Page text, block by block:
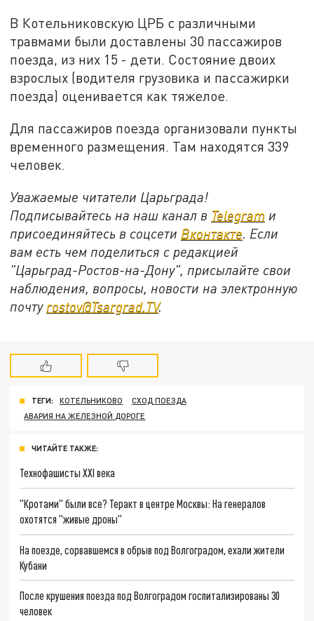
В Котельниковскую ЦРБ с различными
травмами были доставлены 30 пассажиров
поезда, из них 15 - дети. Состояние двоих
взрослых (водителя грузовика и пассажирки
поезда) оценивается как тяжелое.
Для пассажиров поезда организовали пункты
временного размещения. Там находятся 339
человек.
Уважаемые читатели Царьграда!
Подписывайтесь на наш канал в Telegram и
присоединяйтесь в соцсети Вконтакте. Если
вам есть чем поделиться с редакцией
"Царьград-Ростов-на-Дону", присылайте свои
наблюдения, вопросы, новости на электронную
почту rostov@Tsargrad.ТV.
ТЕГИ: КОТЕЛЬНИКОВО
СХОД ПОЕЗДА
АВАРИЯ НА ЖЕЛЕЗНОЙ ДОРОГЕ
ЧИТАЙТЕ ТАКЖЕ:
Технофашисты XXI века
"Кротами" были все? Теракт в центре Москвы: На генералов
охотятся "живые дроны"
На поезде, сорвавшемся в обрыв под Волгоградом, ехали жители
Кубани
После крушения поезда под Волгоградом госпитализированы 30
человек